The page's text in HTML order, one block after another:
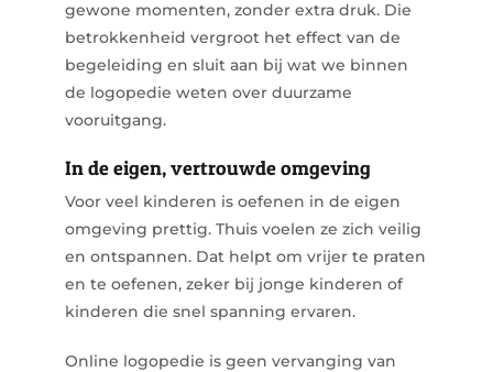
gewone momenten, zonder extra druk. Die
betrokkenheid vergroot het effect van de
begeleiding en sluit aan bij wat we binnen
de logopedie weten over duurzame
vooruitgang.
In de eigen, vertrouwde omgeving
Voor veel kinderen is oefenen in de eigen
omgeving prettig. Thuis voelen ze zich veilig
en ontspannen. Dat helpt om vrijer te praten
en te oefenen, zeker bij jonge kinderen of
kinderen die snel spanning ervaren.
Online logopedie is geen vervanging van